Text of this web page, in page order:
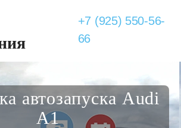
+7 (925) 550-56-
66
автозапуска Audi
A1